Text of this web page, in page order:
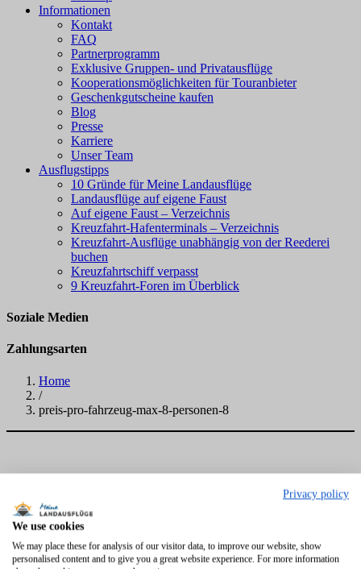
Informationen
Kontakt
FAQ
Partnerprogramm
Exklusive Gruppen- und Privatausflüge
Kooperationsmöglichkeiten für Touranbieter
Geschenkgutscheine kaufen
Blog
Presse
Karriere
Unser Team
Ausflugstipps
10 Gründe für Meine Landausflüge
Landausflüge auf eigene Faust
Auf eigene Faust – Verzeichnis
Kreuzfahrt-Hafenterminals – Verzeichnis
Kreuzfahrt-Ausflüge unabhängig von der Reederei
buchen
Kreuzfahrtschiff verpasst
9 Kreuzfahrt-Foren im Überblick
Soziale Medien
Zahlungsarten
Home
/
preis-pro-fahrzeug-max-8-personen-8
Privacy policy
We use cookies
We may place these for analysis of our visitor data, to improve our website, show
personalised content and to give you a great website experience. For more information